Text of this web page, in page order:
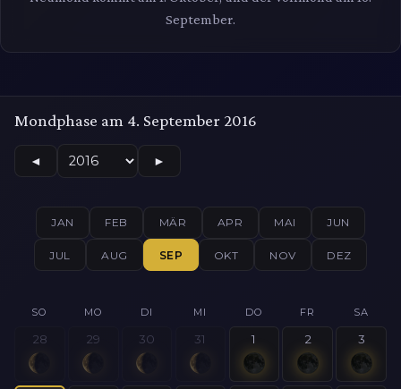
September.
Mondphase am 4. September 2016
◄ ►
JAN FEB MÄR APR MAI JUN
JUL AUG SEP OKT NOV DEZ
SO MO DI MI DO FR SA
28 29 30 31 1 2 3